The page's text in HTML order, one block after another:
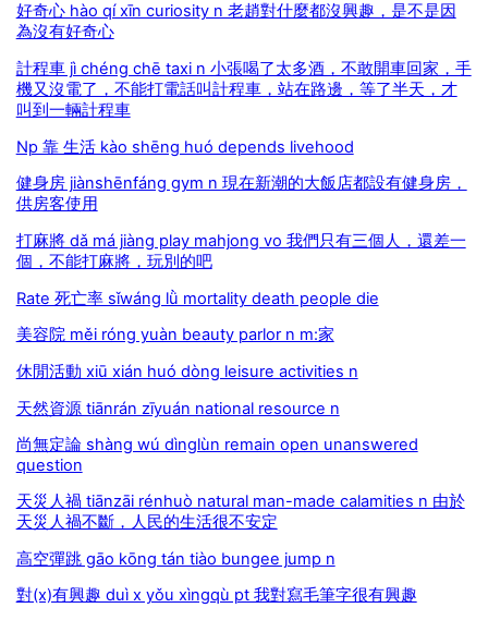
好奇心 hào qí xīn curiosity n 老趙對什麼都沒興趣，是不是因
為沒有好奇心
計程車 jì chéng chē taxi n 小張喝了太多酒，不敢開車回家，手
機又沒電了，不能打電話叫計程車，站在路邊，等了半天，才
叫到一輛計程車
Np 靠 生活 kào shēng huó depends livehood
健身房 jiànshēnfáng gym n 現在新潮的大飯店都設有健身房，
供房客使用
打麻將 dǎ má jiàng play mahjong vo 我們只有三個人，還差一
個，不能打麻將，玩別的吧
Rate 死亡率 sǐwáng lǜ mortality death people die
美容院 měi róng yuàn beauty parlor n m:家
休閒活動 xiū xián huó dòng leisure activities n
天然資源 tiānrán zīyuán national resource n
尚無定論 shàng wú dìnglùn remain open unanswered
question
天災人禍 tiānzāi rénhuò natural man-made calamities n 由於
天災人禍不斷，人民的生活很不安定
高空彈跳 gāo kōng tán tiào bungee jump n
對(x)有興趣 duì x yǒu xìngqù pt 我對寫毛筆字很有興趣